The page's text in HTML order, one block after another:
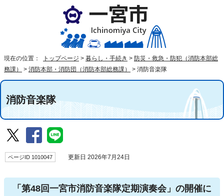
現在の位置： トップページ > 暮らし・手続き > 防災・救急・防犯（消防本部総
務課）
> 消防本部・消防団（消防本部総務課） > 消防音楽隊
消防音楽隊
ページID 1010047 更新日 2026年7月24日
「第48回一宮市消防音楽隊定期演奏会」の開催に